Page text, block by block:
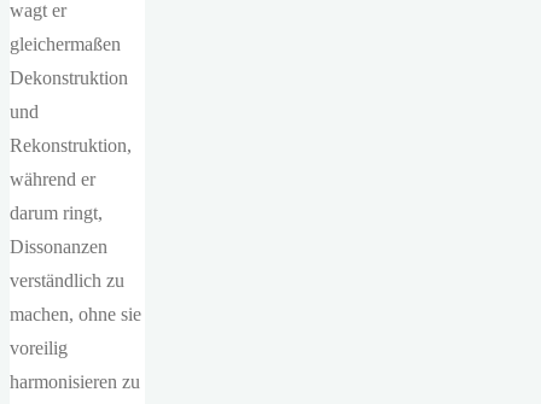
wagt er
gleichermaßen
Dekonstruktion
und
Rekonstruktion,
während er
darum ringt,
Dissonanzen
verständlich zu
machen, ohne sie
voreilig
harmonisieren zu